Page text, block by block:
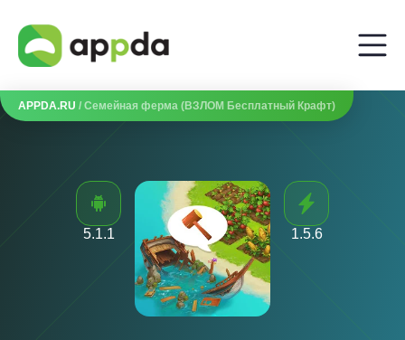
APPDA.RU / Семейная ферма (ВЗЛОМ Бесплатный Крафт)
5.1.1 1.5.6